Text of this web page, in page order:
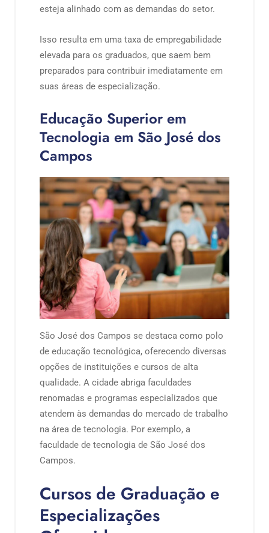
esteja alinhado com as demandas do setor.
Isso resulta em uma taxa de empregabilidade
elevada para os graduados, que saem bem
preparados para contribuir imediatamente em
suas áreas de especialização.
Educação Superior em
Tecnologia em São José dos
Campos
São José dos Campos se destaca como polo
de educação tecnológica, oferecendo diversas
opções de instituições e cursos de alta
qualidade. A cidade abriga faculdades
renomadas e programas especializados que
atendem às demandas do mercado de trabalho
na área de tecnologia. Por exemplo, a
faculdade de tecnologia de São José dos
Campos.
Cursos de Graduação e
Especializações